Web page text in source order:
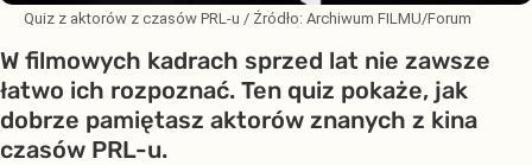
Quiz z aktorów z czasów PRL-u / Źródło: Archiwum FILMU/Forum
W filmowych kadrach sprzed lat nie zawsze
łatwo ich rozpoznać. Ten quiz pokaże, jak
dobrze pamiętasz aktorów znanych z kina
czasów PRL-u.